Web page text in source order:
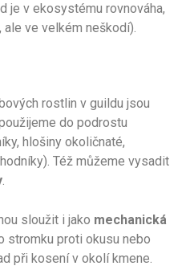
je v ekosystému rovnováha,
ve velkém neškodí).
rostlin v guildu jsou
do podrostu
hlošiny okoličnaté,
Též můžeme vysadit
sloužit i jako mechanická
stromku proti okusu nebo
při kosení v okolí kmene.